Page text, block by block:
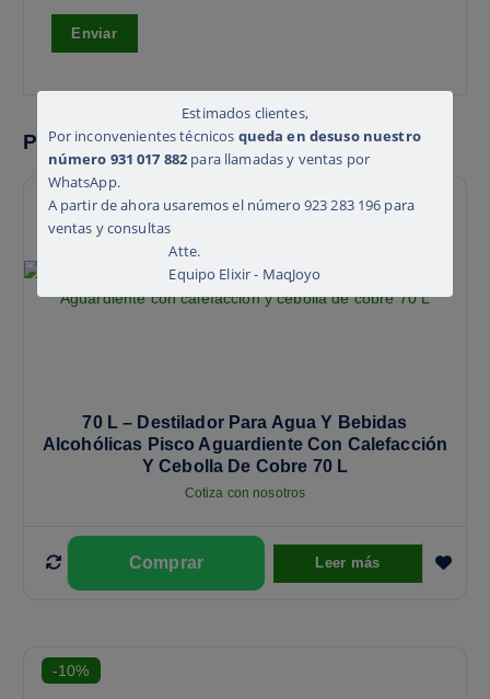
Productos relacionados
70 L – Destilador Para Agua Y Bebidas
Alcohólicas Pisco Aguardiente Con Calefacción
Y Cebolla De Cobre 70 L
Cotiza con nosotros
Leer más
-10%
Estimados clientes,
Por inconvenientes técnicos queda en desuso nuestro
número 931 017 882 para llamadas y ventas por
WhatsApp.
A partir de ahora usaremos el número 923 283 196 para
ventas y consultas
Atte.
Equipo Elixir - MaqJoyo